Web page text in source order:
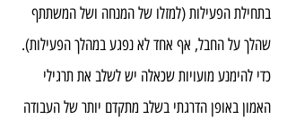
בתחילת הפעילות (למזלו של המנחה ושל המשתתף
שהלך על החבל, אף אחד לא נפגע במהלך הפעילות).
כדי להימנע מועויות שכאלה יש לשלב את תרגילי
האמון באופן הדרגתי בשלב מתקדם יותר של העבודה